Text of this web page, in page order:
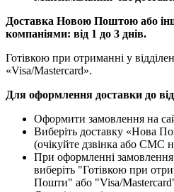
Доставка Новою Поштою або
компаніями: від 1 до 3 днів.
Готівкою при отриманні у
«Visa/Mastercard».
Для оформлення доставки до
Оформити замовлення на
Виберіть доставку «Нова
(очікуйте дзвінка або СМС
При оформленні замовлення
виберіть "Готівкою при
Пошти" або "Visa/